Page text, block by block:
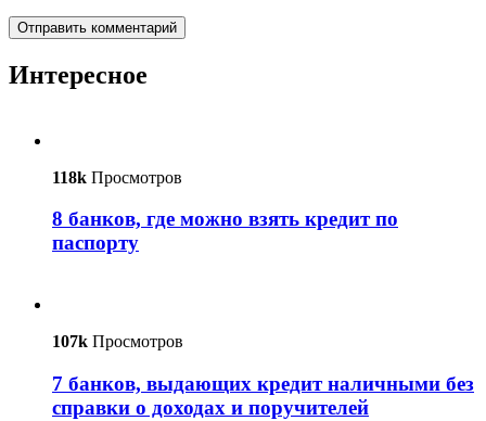
Интересное
118k Просмотров
8 банков, где можно взять кредит по
паспорту
107k Просмотров
7 банков, выдающих кредит наличными без
справки о доходах и поручителей